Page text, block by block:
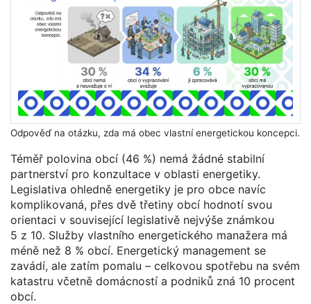
Odpověď na otázku, zda má obec vlastní energetickou koncepci.
Téměř polovina obcí (46 %) nemá žádné stabilní
partnerství pro konzultace v oblasti energetiky.
Legislativa ohledně energetiky je pro obce navíc
komplikovaná, přes dvě třetiny obcí hodnotí svou
orientaci v související legislativě nejvýše známkou
5 z 10. Služby vlastního energetického manažera má
méně než 8 % obcí. Energetický management se
zavádí, ale zatím pomalu – celkovou spotřebu na svém
katastru včetně domácností a podniků zná 10 procent
obcí.